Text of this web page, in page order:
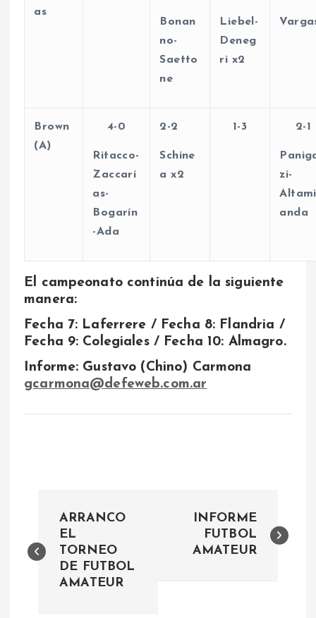
as
Bonan
no-
Saetto
ne
Liebel-
Deneg
ri x2
Brown
(A)
4-0
Ritacco-
Zaccarí
as-
Bogarín
-Ada
2-2
Schine
a x2
1-3 2-1
zi-
anda
El campeonato continúa de la siguiente
manera:
Fecha 7: Laferrere / Fecha 8: Flandria /
Fecha 9: Colegiales / Fecha 10: Almagro.
Informe: Gustavo (Chino) Carmona
gcarmona@defeweb.com.ar
a
ARRANCO
EL
TORNEO
DE FUTBOL
AMATEUR
INFORME
FUTBOL
AMATEUR